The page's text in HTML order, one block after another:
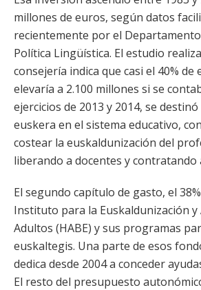
millones de euros, según datos
recientemente por el Departamento
Política Lingüística. El estudio
consejería indica que casi el 40% de
elevaría a 2.100 millones si se
ejercicios de 2013 y 2014, se
euskera en el sistema educativo,
costear la euskaldunización del
liberando a docentes y contratando
El segundo capítulo de gasto, el
Instituto para la Euskaldunización y
Adultos (HABE) y sus programas
euskaltegis. Una parte de esos
dedica desde 2004 a conceder
El resto del presupuesto